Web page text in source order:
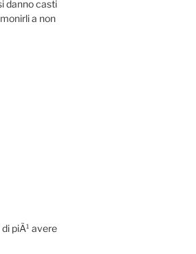
danno casti
a non
piÃ¹ avere